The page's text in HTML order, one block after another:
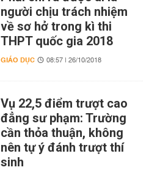
người chịu trách nhiệm
về sơ hở trong kì thi
THPT quốc gia 2018
GIÁO DỤC 08:57 | 26/10/2018
Vụ 22,5 điểm trượt cao
đẳng sư phạm: Trường
cần thỏa thuận, không
nên tự ý đánh trượt thí
sinh